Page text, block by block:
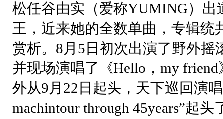
松任谷由实（爱称YUMING）
王，近来她的全数单曲，专辑统
赏析。8月5日初次出演了野外摇
并现场演唱了《Hello，my
外从9月22日起头，天下巡回演
machintour through 45years”起